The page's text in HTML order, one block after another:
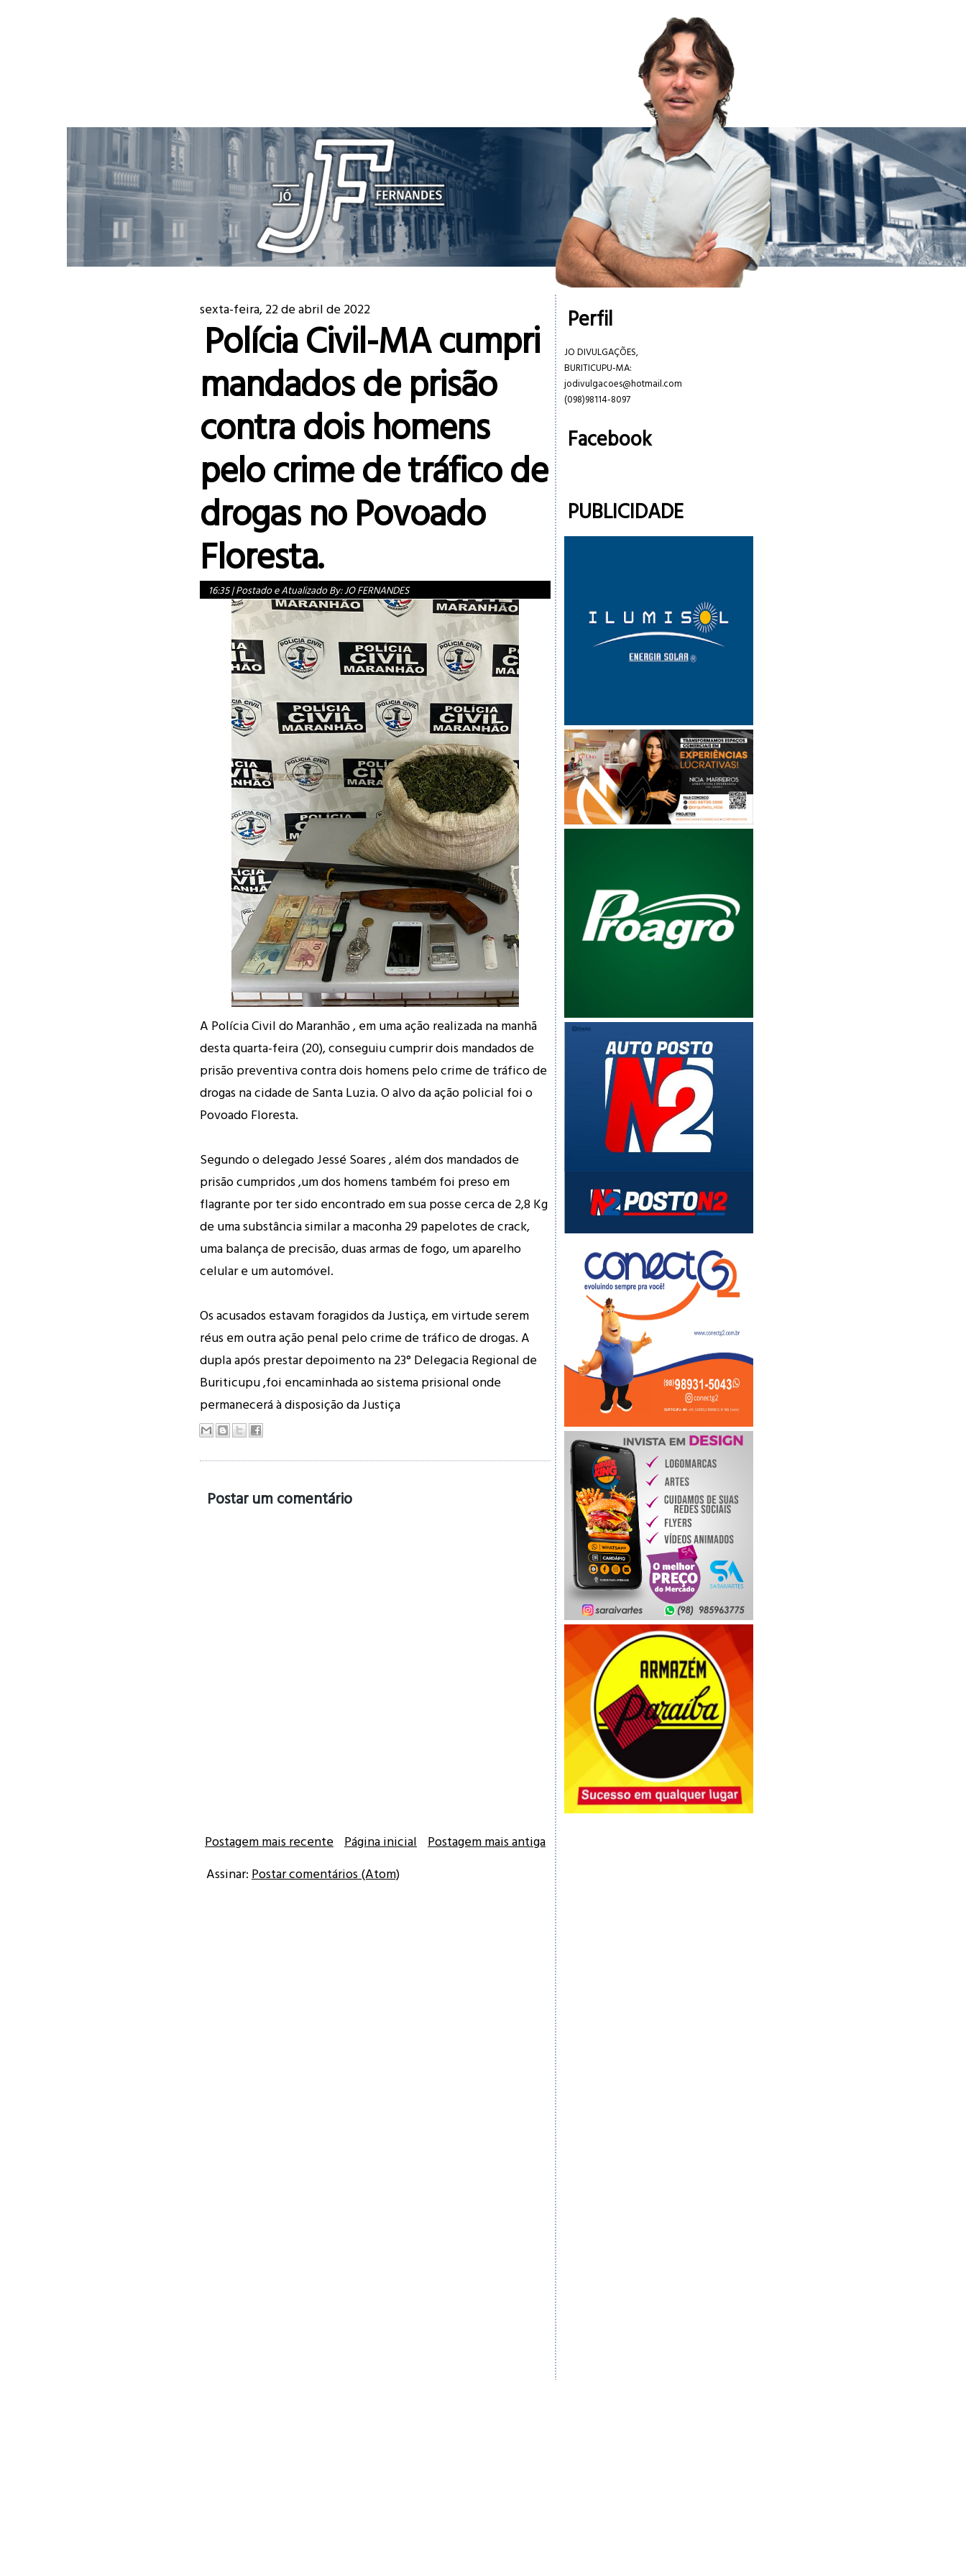
sexta-feira, 22 de abril de 2022
Polícia Civil-MA cumpri
mandados de prisão
contra dois homens
pelo crime de tráfico de
drogas no Povoado
Floresta.
16:35|Postado e Atualizado By:JO FERNANDES
A Polícia Civil do Maranhão , em uma ação realizada na manhã
desta quarta-feira (20), conseguiu cumprir dois mandados de
prisão preventiva contra dois homens pelo crime de tráfico de
drogas na cidade de Santa Luzia. O alvo da ação policial foi o
Povoado Floresta.
Segundo o delegado Jessé Soares , além dos mandados de
prisão cumpridos ,um dos homens também foi preso em
flagrante por ter sido encontrado em sua posse cerca de 2,8 Kg
de uma substância similar a maconha 29 papelotes de crack,
uma balança de precisão, duas armas de fogo, um aparelho
celular e um automóvel.
Os acusados estavam foragidos da Justiça, em virtude serem
réus em outra ação penal pelo crime de tráfico de drogas. A
dupla após prestar depoimento na 23° Delegacia Regional de
Buriticupu ,foi encaminhada ao sistema prisional onde
permanecerá à disposição da Justiça
Postar um comentário
Postagem mais recente Postagem mais antiga
Página inicial
Assinar: Postar comentários (Atom)
Perfil
JO DIVULGAÇÕES,
BURITICUPU-MA:
jodivulgacoes@hotmail.com
(098)98114-8097
Facebook
PUBLICIDADE